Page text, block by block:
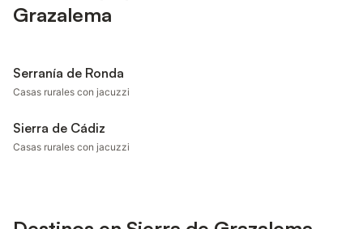
Grazalema
Serranía de Ronda
Casas rurales con jacuzzi
Sierra de Cádiz
Casas rurales con jacuzzi